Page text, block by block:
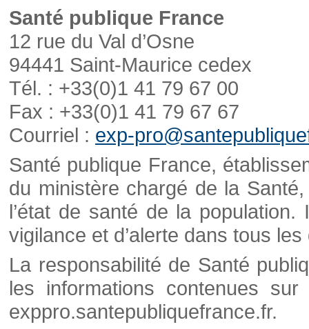
Santé publique France
12 rue du Val d’Osne
94441 Saint-Maurice cedex
Tél. : +33(0)1 41 79 67 00
Fax : +33(0)1 41 79 67 67
Courriel : exp-
Santé publique France,
du ministère chargé de la
l’état de santé de la
vigilance et d’alerte dans tous
La responsabilité de Santé
les informations contenues
exppro.santepubliquefrance.fr.